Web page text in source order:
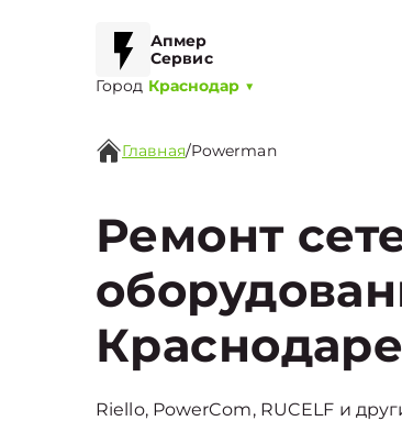
Апмер
Сервис
Город Краснодар ▼
Главная/Powerman
Ремонт
Краснодаре
Riello, PowerCom, RUCELF и